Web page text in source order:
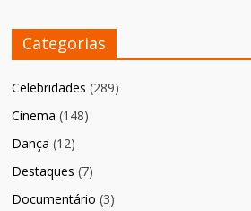
Categorias
Celebridades (289)
Cinema (148)
Dança (12)
Destaques (7)
Documentário (3)